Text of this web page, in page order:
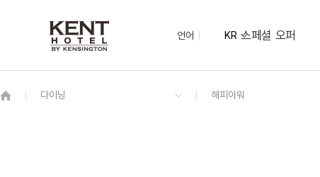
언어 KR 스페셜 오퍼
OVERVIEW
그랜드 켄싱턴 회원권
OVERVIEW
OVERVIEW
오션 디너 뷔페
OVERVIEW
오션홀｜60명
OVERVIEW
OVERVIEW
광안리 M 드론 라이트쇼